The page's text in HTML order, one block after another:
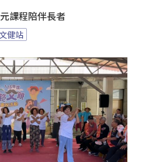
課程陪伴長者
健站